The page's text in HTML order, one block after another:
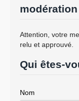
Attention, votre
relu et approuvé.
Qui êtes-
Nom